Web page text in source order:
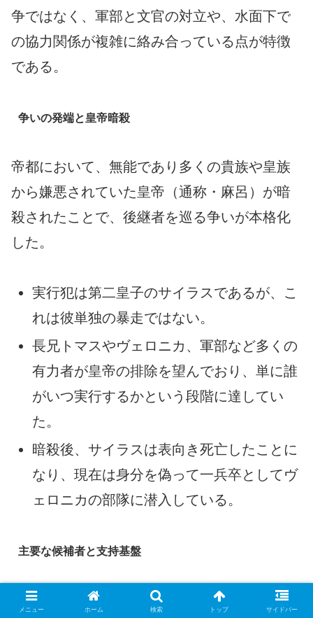
争ではなく、軍部と文官の対立や、水面下で
の協力関係が複雑に絡み合っている点が特徴
である。
争いの発端と皇帝暗殺
帝都において、無能であり多くの貴族や皇族
から嫌悪されていた皇帝（通称・麻呂）が暗
殺されたことで、後継者を巡る争いが本格化
した。
実行犯は第二皇子のサイラスであるが、こ
れは彼単独の暴走ではない。
長兄トマスやヴェロニカ、軍部など多くの
有力者が皇帝の排除を望んでおり、単に誰
がいつ実行するかという段階に達してい
た。
暗殺後、サイラスは表向き死亡したことに
なり、現在は身分を偽って一兵卒としてヴ
ェロニカの部隊に潜入している。
主要な候補者と支持基盤
皇帝の死後、次期皇帝の有力候補として以下
メニュー ホーム 検索 トップ サイドバー